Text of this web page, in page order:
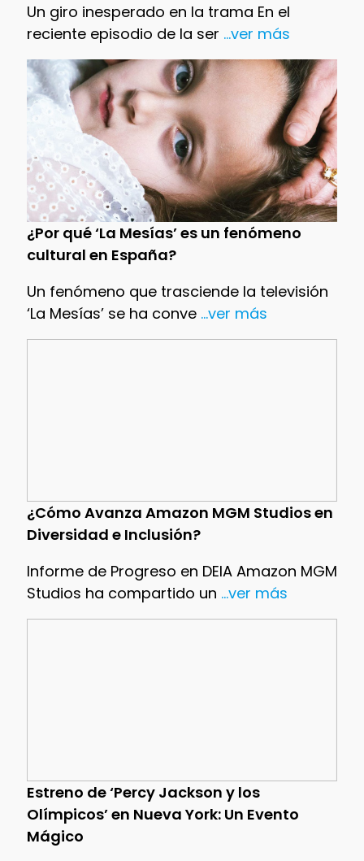
Un giro inesperado en la trama En el
reciente episodio de la ser ...ver más
¿Por qué ‘La Mesías’ es un fenómeno
cultural en España?
Un fenómeno que trasciende la televisión
‘La Mesías’ se ha conve...ver más
¿Cómo Avanza Amazon MGM Studios en
Diversidad e Inclusión?
Informe de Progreso en DEIA Amazon MGM
Studios ha compartido un ...ver más
Estreno de ‘Percy Jackson y los
Olímpicos’ en Nueva York: Un Evento
Mágico